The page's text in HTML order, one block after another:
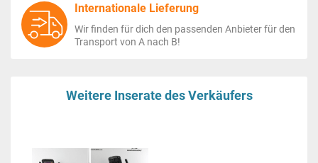
Internationale Lieferung
Wir finden für dich den passenden Anbieter für den
Transport von A nach B!
Weitere Inserate des Verkäufers